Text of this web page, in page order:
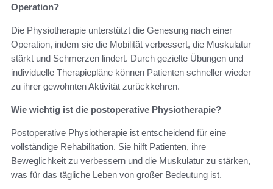
Operation?
Die Physiotherapie unterstützt die Genesung nach einer
Operation, indem sie die Mobilität verbessert, die Muskulatur
stärkt und Schmerzen lindert. Durch gezielte Übungen und
individuelle Therapiepläne können Patienten schneller wieder
zu ihrer gewohnten Aktivität zurückkehren.
Wie wichtig ist die postoperative Physiotherapie?
Postoperative Physiotherapie ist entscheidend für eine
vollständige Rehabilitation. Sie hilft Patienten, ihre
Beweglichkeit zu verbessern und die Muskulatur zu stärken,
was für das tägliche Leben von großer Bedeutung ist.